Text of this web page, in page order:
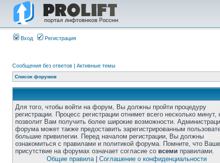
Вход Регистрация
Сообщения без ответов | Активные темы
Список форумов
Для того, чтобы войти на форум, Вы должны пройти процедуру
регистрации. Процесс регистрации отнимет всего несколько минут,
позволит Вам получить более широкие возможности.
форума может также предоставить зарегистрированным
большие привилегии. Перед началом регистрации, Вы должны
ознакомиться с правилами и политикой форума. Помните, что Ваше
присутствие на форумах означает согласие со всеми правилами.
Общие правила| Соглашение о конфиденциальности